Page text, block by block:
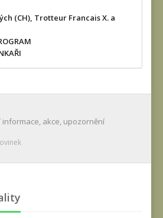
(CH), Trotteur Francais X. a
informace, akce, upozornění